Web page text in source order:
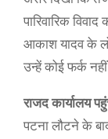
पारिवारिक
आकाश यादव के
उन्हें कोई फर्क
राजद कार्यालय
पटना लौटने के